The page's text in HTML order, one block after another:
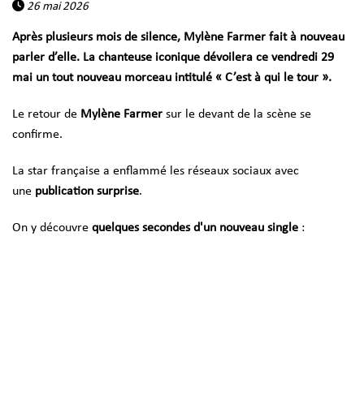
26 mai 2026
Après plusieurs mois de silence, Mylène Farmer fait à nouveau
parler d’elle. La chanteuse iconique dévoilera ce vendredi 29
mai un tout nouveau morceau intitulé « C’est à qui le tour ».
Le retour de Mylène Farmer sur le devant de la scène se
confirme.
La star française a enflammé les réseaux sociaux avec
une publication surprise.
On y découvre quelques secondes d'un nouveau single :